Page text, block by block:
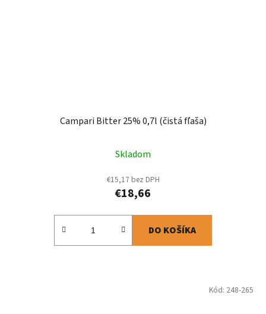
Campari Bitter 25% 0,7l (čistá fľaša)
Skladom
€15,17 bez DPH
€18,66
DO KOŠÍKA
Kód: 248-265